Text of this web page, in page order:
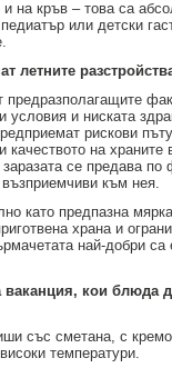
на кръв – това са
или детски
летните
условия и ниската
рискови
на храните
се предава по
към нея.
като предпазна
храна и
най-добри са
ваканция, кои блюда
със сметана, с
температури.